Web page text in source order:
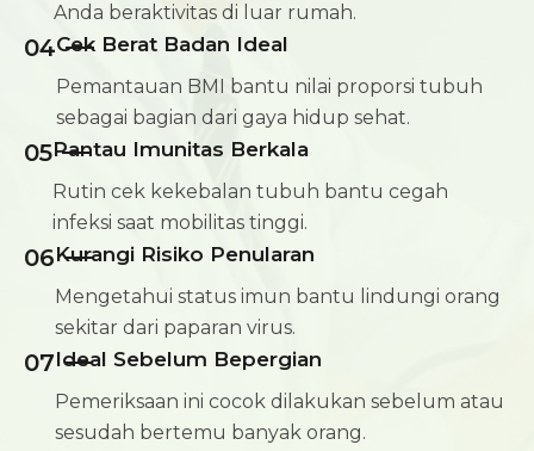
Anda beraktivitas di luar rumah.
04Cek Berat Badan Ideal
Pemantauan BMI bantu nilai proporsi tubuh
sebagai bagian dari gaya hidup sehat.
05Pantau Imunitas Berkala
Rutin cek kekebalan tubuh bantu cegah
infeksi saat mobilitas tinggi.
06Kurangi Risiko Penularan
Mengetahui status imun bantu lindungi orang
sekitar dari paparan virus.
07Ideal Sebelum Bepergian
Pemeriksaan ini cocok dilakukan sebelum atau
sesudah bertemu banyak orang.